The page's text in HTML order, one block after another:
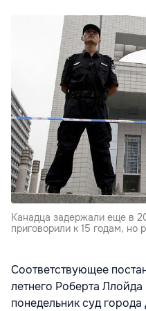
Канадца задержали еще в
приговорили к 15 годам,
Соответствующее
летнего Роберта
понедельник суд